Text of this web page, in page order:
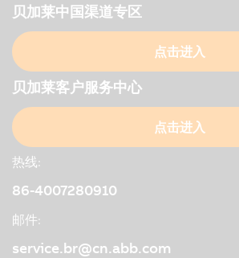
贝加莱中国渠道专区
点击进入
贝加莱客户服务中心
点击进入
热线:
86-4007280910
邮件:
service.br@cn.abb.com